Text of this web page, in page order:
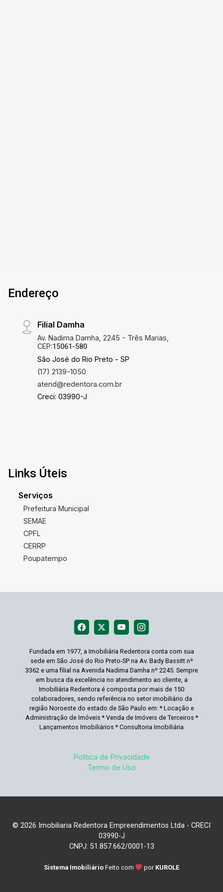
Endereço
Filial Damha
Av. Nadima Damha, 2245 - Três Marias,
CEP:15061-580
São José do Rio Preto - SP
(17) 2139-1050
atend@redentora.com.br
Creci: 03990-J
Links Úteis
Serviços
Prefeitura Municipal
SEMAE
CPFL
CERRP
Poupatempo
Fundada em 1977, a Imobiliária Redentora conta com sua
sede em São José do Rio Preto-SP na Av. Bady Bassitt nº
3362 e uma filial na Avenida Nadima Damha nº 2245. Sempre
em busca da excelência no atendimento ao cliente, a
Imobiliária Redentora é composta por mais de 150
colaboradores, sendo referência no setor imobiliário da
região Noroeste do estado de São Paulo em: * Locação e
Administração de Imóveis * Venda de Imóveis de Terceiros *
Lançamentos Imobiliários * Consultoria Imobiliária
Política de Privacidade
Termo de Uso
© 2026 Imobiliaria Redentora Empreendimentos Ltda - CRECI
03990-J
CNPJ: 51.857.662/0001-13
Sistema Imobiliário Feito com por KUROLE